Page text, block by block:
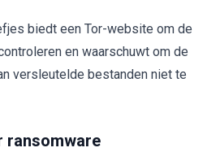
biedt een Tor-website om de
en waarschuwt om de
versleutelde bestanden niet te
ransomware